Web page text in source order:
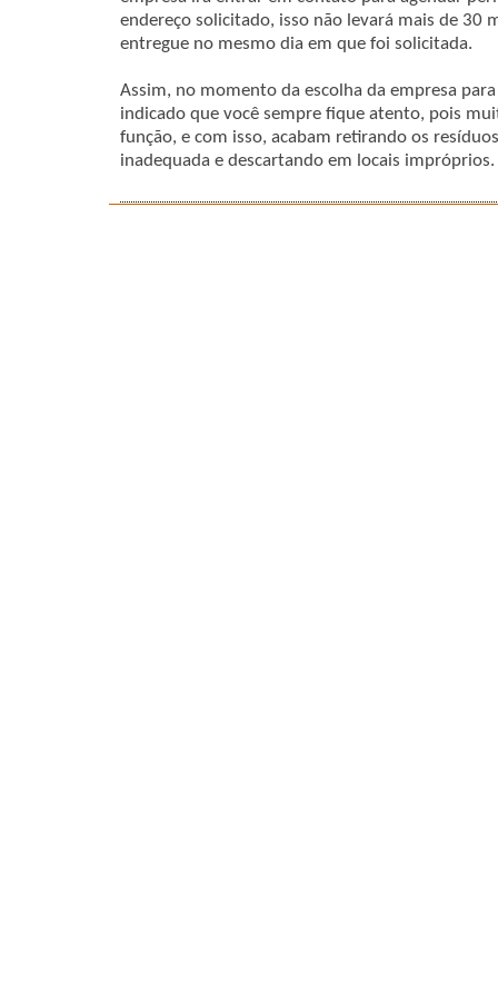
endereço solicitado, isso não levará mais de 30
entregue no mesmo dia em que foi solicitada.
Assim, no momento da escolha da empresa
indicado que você sempre fique atento, pois
função, e com isso, acabam retirando os
inadequada e descartando em locais impróprios.